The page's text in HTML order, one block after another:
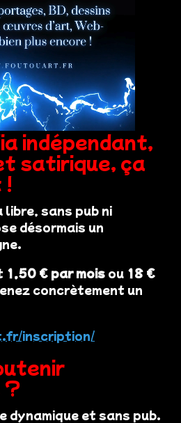
indépendant,
satirique, ça
!
sans pub ni
désormais un
1,50 € par mois ou 18 €
concrètement un
inscription/
?
dynamique et sans pub.